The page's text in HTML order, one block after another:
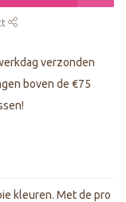
verzonden
boven de €75
kleuren. Met de pro